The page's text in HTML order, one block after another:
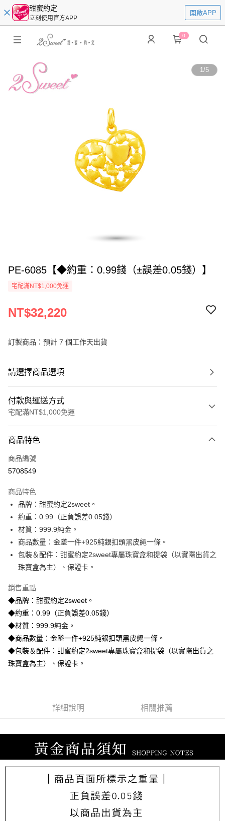
甜蜜約定
立刻使用官方APP
開啟APP
0
1/5
PE-6085【◆約重：0.99錢（±誤差0.05錢）】
宅配滿NT$1,000免運
NT$32,220
訂製商品：預計 7 個工作天出貨
請選擇商品選項
付款與運送方式
宅配滿NT$1,000免運
信用卡一次付款
信用卡分期付款
合作金庫商業銀行
華南商業銀行
上海商業儲蓄銀行
國泰世華商業銀行
臺灣中小企業銀行
台中商業銀行
匯豐（台灣）商業銀行
華泰商業銀行
聯邦商業銀行
遠東國際商業銀行
元大商業銀行
台新國際商業銀行
台灣樂天信用卡公司
6 期 0 利率 每期
華南商業銀行
上海商業儲蓄銀行
國泰世華商業銀行
兆豐國際商業銀行
臺灣中小企業銀行
台中商業銀行
匯豐（台灣）商業銀行
元大商業銀行
玉山商業銀行
台灣樂天信用卡公司
LINE Pay
Apple Pay
街口支付
悠遊付
ATM付款
運送方式
宅配
每筆NT$80，滿NT$1,000(含以上)免運費
離島宅配
商品特色
商品編號
5708549
商品特色
品牌：甜蜜約定2sweet。
約重：0.99（正負誤差0.05錢）
材質：999.9純金。
商品數量：金墜一件+925純銀扣頭黑皮繩一條。
包裝＆配件：甜蜜約定2sweet專屬珠寶盒和提袋（以實際出貨之
珠寶盒為主）、保證卡。
銷售重點
◆品牌：甜蜜約定2sweet。
◆約重：0.99（正負誤差0.05錢）
◆材質：999.9純金。
◆商品數量：金墜一件+925純銀扣頭黑皮繩一條。
◆包裝＆配件：甜蜜約定2sweet專屬珠寶盒和提袋（以實際出貨之
珠寶盒為主）、保證卡。
詳細說明 相關推薦